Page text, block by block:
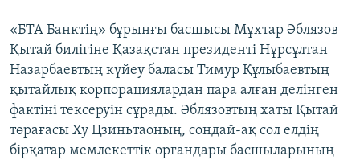
«БТА Банктің» бұрынғы басшысы Мұхтар Әблязов
Қытай билігіне Қазақстан президенті Нұрсұлтан
Назарбаевтың күйеу баласы Тимур Құлыбаевтың
қытайлық корпорациялардан пара алған делінген
фактіні тексеруін сұрады. Әблязовтың хаты Қытай
төрағасы Ху Цзиньтаоның, сондай-ақ сол елдің
бірқатар мемлекеттік органдары басшыларының